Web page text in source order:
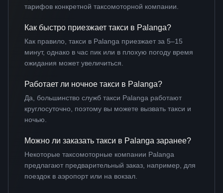
тарифов конкретной таксомоторной компании.
Как быстро приезжает такси в Palanga?
Как правило, такси в Palanga приезжает за 5–15
минут, однако в час пик или в плохую погоду время
ожидания может увеличиться.
Работает ли ночное такси в Palanga?
Да, большинство служб такси Palanga работают
круглосуточно, поэтому вы можете вызвать такси и
ночью.
Можно ли заказать такси в Palanga заранее?
Некоторые таксомоторные компании Palanga
предлагают предварительный заказ, например, для
поездок в аэропорт или на вокзал.